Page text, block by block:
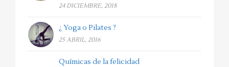
24 DICIEMBRE, 2018
¿ Yoga o Pilates ?
25 ABRIL, 2016
Químicas de la felicidad